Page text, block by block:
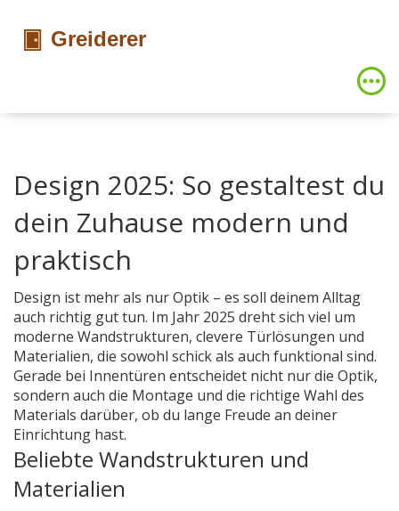
Design 2025: So gestaltest du
dein Zuhause modern und
praktisch
Design ist mehr als nur Optik – es soll deinem Alltag
auch richtig gut tun. Im Jahr 2025 dreht sich viel um
moderne Wandstrukturen, clevere Türlösungen und
Materialien, die sowohl schick als auch funktional sind.
Gerade bei Innentüren entscheidet nicht nur die Optik,
sondern auch die Montage und die richtige Wahl des
Materials darüber, ob du lange Freude an deiner
Einrichtung hast.
Beliebte Wandstrukturen und
Materialien